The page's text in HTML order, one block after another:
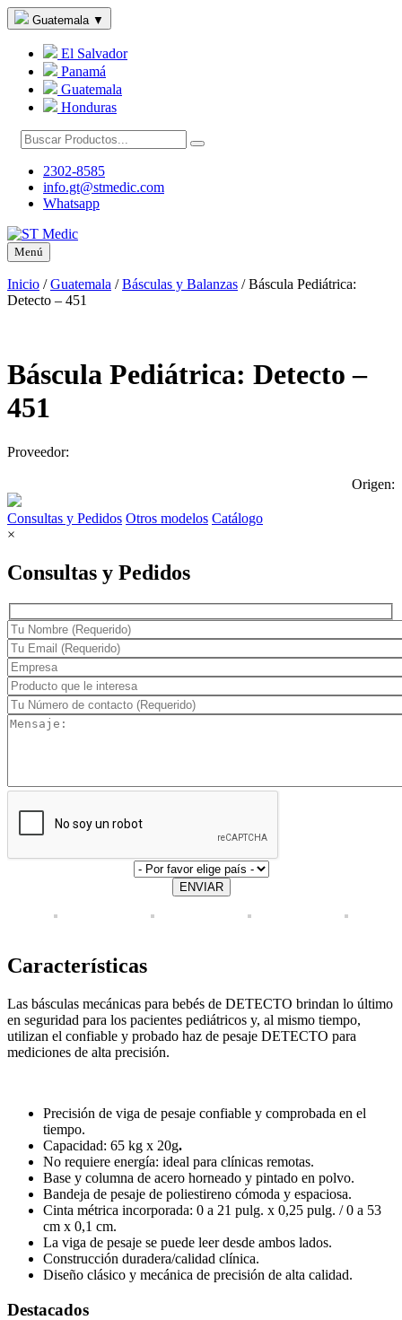
Guatemala ▼
El Salvador
Panamá
Guatemala
Honduras
2302-8585
info.gt@stmedic.com
Whatsapp
Menú
Inicio /Guatemala /Básculas y Balanzas /Báscula Pediátrica:
Detecto – 451
Báscula Pediátrica: Detecto –
451
Proveedor:
Origen:
Consultas y Pedidos Otros modelos Catálogo
×
Consultas y Pedidos
ENVIAR
Características
Las básculas mecánicas para bebés de DETECTO brindan lo último
en seguridad para los pacientes pediátricos y, al mismo tiempo,
utilizan el confiable y probado haz de pesaje DETECTO para
mediciones de alta precisión.
Precisión de viga de pesaje confiable y comprobada en el
tiempo.
Capacidad: 65 kg x 20g.
No requiere energía: ideal para clínicas remotas.
Base y columna de acero horneado y pintado en polvo.
Bandeja de pesaje de poliestireno cómoda y espaciosa.
Cinta métrica incorporada: 0 a 21 pulg. x 0,25 pulg. / 0 a 53
cm x 0,1 cm.
La viga de pesaje se puede leer desde ambos lados.
Construcción duradera/calidad clínica.
Diseño clásico y mecánica de precisión de alta calidad.
Destacados